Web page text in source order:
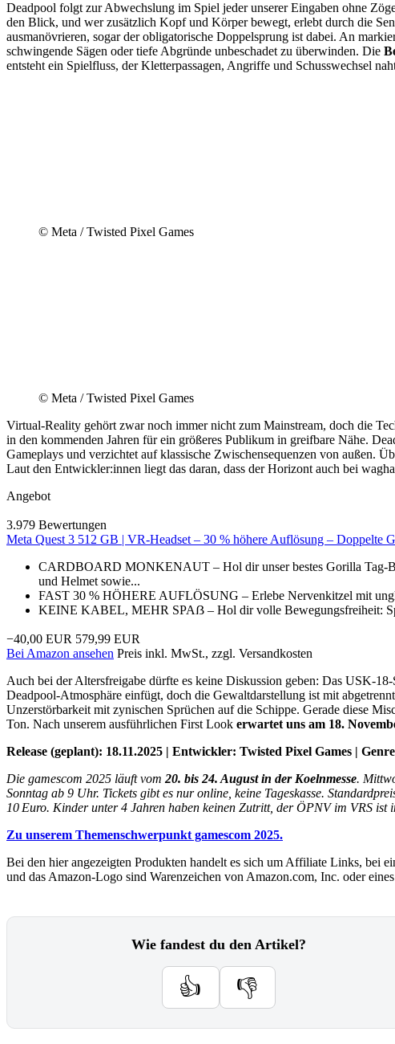
Deadpool folgt zur Abwechslung im Spiel jeder unserer Eingaben ohne
den Blick, und wer zusätzlich Kopf und Körper bewegt, erlebt durch die
ausmanövrieren, sogar der obligatorische Doppelsprung ist dabei. An
schwingende Sägen oder tiefe Abgründe unbeschadet zu überwinden. Die
entsteht ein Spielfluss, der Kletterpassagen, Angriffe und Schusswechsel
© Meta / Twisted Pixel Games
© Meta / Twisted Pixel Games
Virtual-Reality gehört zwar noch immer nicht zum Mainstream, doch die
in den kommenden Jahren für ein größeres Publikum in greifbare Nähe.
Gameplays und verzichtet auf klassische Zwischensequenzen von außen.
Laut den Entwickler:innen liegt das daran, dass der Horizont auch bei
Angebot
3.979 Bewertungen
Meta Quest 3 512 GB | VR-Headset – 30 % höhere Auflösung –
CARDBOARD MONKENAUT – Hol dir unser bestes Gorilla Tag-
und Helmet sowie...
FAST 30 % HÖHERE AUFLÖSUNG – Erlebe Nervenkitzel mit
KEINE KABEL, MEHR SPAẞ – Hol dir volle Bewegungsfreiheit:
−40,00 EUR 579,99 EUR
Bei Amazon ansehen Preis inkl. MwSt., zzgl. Versandkosten
Auch bei der Altersfreigabe dürfte es keine Diskussion geben: Das USK-
Deadpool-Atmosphäre einfügt, doch die Gewaltdarstellung ist mit
Unzerstörbarkeit mit zynischen Sprüchen auf die Schippe. Gerade diese
Ton. Nach unserem ausführlichen First Look erwartet uns am 18.
Release (geplant): 18.11.2025 | Entwickler: Twisted Pixel Games |
Die gamescom 2025 läuft vom 20. bis 24. August in der Koelnmesse.
Sonntag ab 9 Uhr. Tickets gibt es nur online, keine Tageskasse.
10 Euro. Kinder unter 4 Jahren haben keinen Zutritt, der ÖPNV im VRS ist
Zu unserem Themenschwerpunkt gamescom 2025.
Bei den hier angezeigten Produkten handelt es sich um Affiliate Links, bei
und das Amazon-Logo sind Warenzeichen von Amazon.com, Inc. oder
Wie fandest du den Artikel?
👍 👎